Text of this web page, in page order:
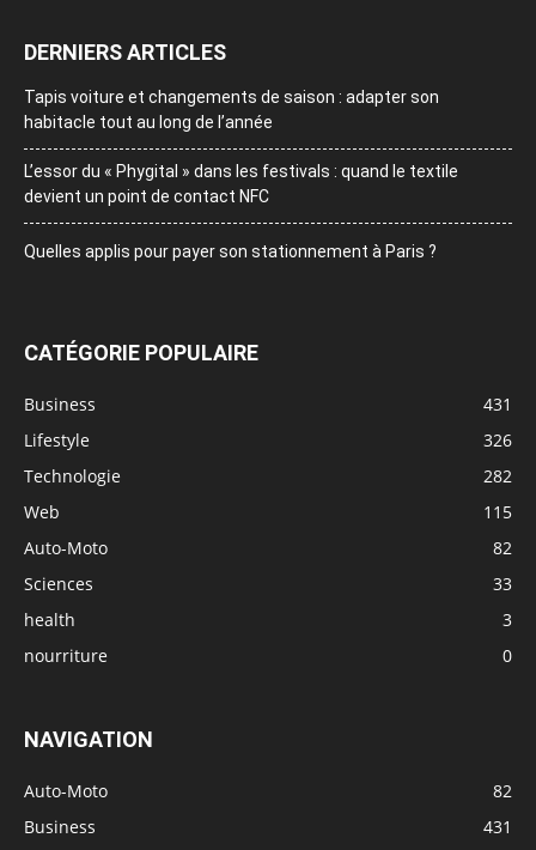
DERNIERS ARTICLES
Tapis voiture et changements de saison : adapter son
habitacle tout au long de l’année
L’essor du « Phygital » dans les festivals : quand le textile
devient un point de contact NFC
Quelles applis pour payer son stationnement à Paris ?
CATÉGORIE POPULAIRE
Business
431
Lifestyle
326
Technologie
282
Web
115
Auto-Moto
82
Sciences
33
health
3
nourriture
0
NAVIGATION
Auto-Moto
82
Business
431